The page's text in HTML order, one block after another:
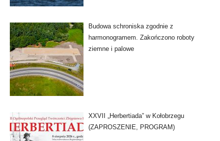
Budowa schroniska zgodnie z
harmonogramem. Zakończono roboty
ziemne i palowe
XXVII „Herbertiada” w Kołobrzegu
(ZAPROSZENIE, PROGRAM)